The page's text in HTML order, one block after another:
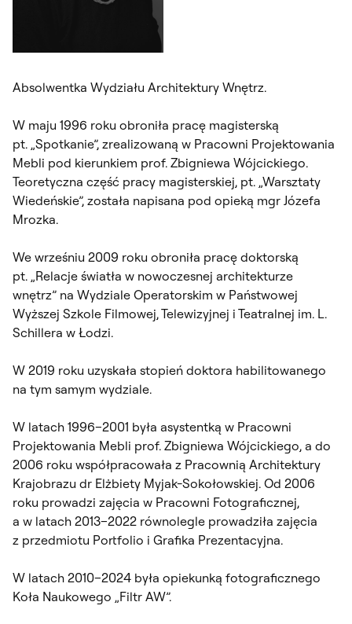
Absolwentka Wydziału Architektury Wnętrz.
W maju 1996 roku obroniła pracę magisterską
pt. „Spotkanie”, zrealizowaną w Pracowni Projektowania
Mebli pod kierunkiem prof. Zbigniewa Wójcickiego.
Teoretyczna część pracy magisterskiej, pt. „Warsztaty
Wiedeńskie”, została napisana pod opieką mgr Józefa
Mrozka.
We wrześniu 2009 roku obroniła pracę doktorską
pt. „Relacje światła w nowoczesnej architekturze
wnętrz” na Wydziale Operatorskim w Państwowej
Wyższej Szkole Filmowej, Telewizyjnej i Teatralnej im. L.
Schillera w Łodzi.
W 2019 roku uzyskała stopień doktora habilitowanego
na tym samym wydziale.
W latach 1996–2001 była asystentką w Pracowni
Projektowania Mebli prof. Zbigniewa Wójcickiego, a do
2006 roku współpracowała z Pracownią Architektury
Krajobrazu dr Elżbiety Myjak-Sokołowskiej. Od 2006
roku prowadzi zajęcia w Pracowni Fotograficznej,
a w latach 2013–2022 równolegle prowadziła zajęcia
z przedmiotu Portfolio i Grafika Prezentacyjna.
W latach 2010–2024 była opiekunką fotograficznego
Koła Naukowego „Filtr AW”.